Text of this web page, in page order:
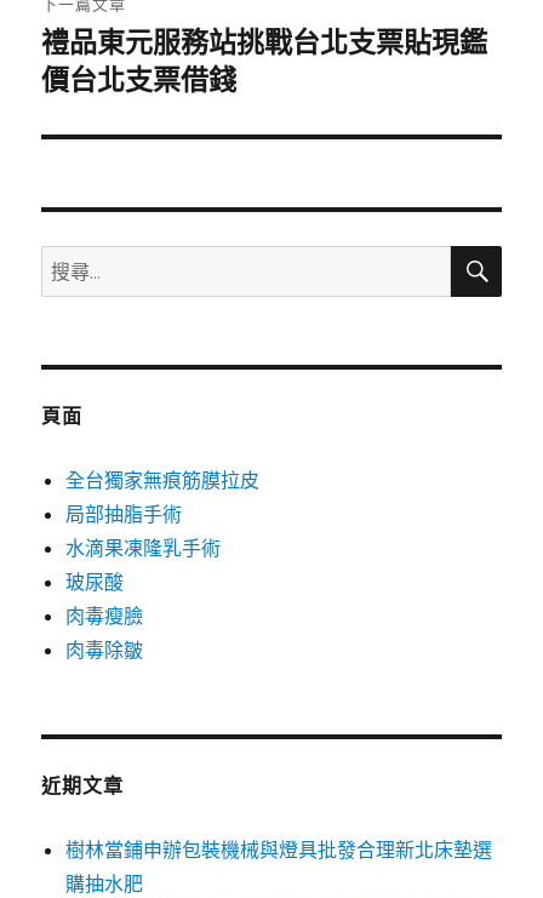
下
一
文
禮品東元服務站挑戰台北支票貼現鑑
價台北支票借錢
搜
尋
鍵
搜
頁面
全台獨家無痕筋膜拉皮
局部抽脂手術
水滴果凍隆乳手術
玻尿酸
肉毒瘦臉
肉毒除皺
近期文章
樹林當鋪申辦包裝機械與燈具批發合理新北床墊選
購抽水肥